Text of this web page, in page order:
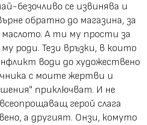
безочливо се извинява и
обратно до магазина, за
маслото. А ти му прости за
роди. Тези връзки, в които
води до художествено
с моите жертви и
приключват. И не
герой слага
а другият. Онзи, комуто